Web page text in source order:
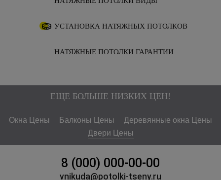
УСТАНОВКА НАТЯЖНЫХ ПОТОЛКОВ
НАТЯЖНЫЕ ПОТОЛКИ ГАРАНТИИ
ЕЩЕ БОЛЬШЕ НИЗКИХ ЦЕН!
Окна Цены Балконы Цены
Деревянные окна Цены
Двери Цены
8 (000) 000-00-00
vnikuda@potolki-tseny.ru